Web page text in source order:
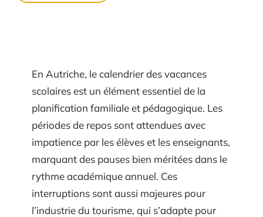
En Autriche, le calendrier des vacances
scolaires est un élément essentiel de la
planification familiale et pédagogique. Les
périodes de repos sont attendues avec
impatience par les élèves et les enseignants,
marquant des pauses bien méritées dans le
rythme académique annuel. Ces
interruptions sont aussi majeures pour
l’industrie du tourisme, qui s’adapte pour